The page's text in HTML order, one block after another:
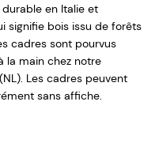
en Italie et
signifie bois issu de forêts
cadres sont pourvus
la main chez notre
Les cadres peuvent
sans affiche.